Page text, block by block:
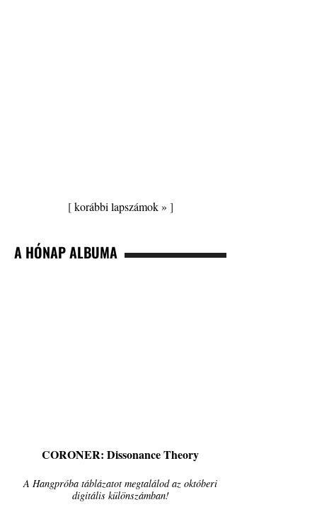
[korábbi lapszámok » ]
A HÓNAP ALBUMA
CORONER: Dissonance Theory
A Hangpróba táblázatot megtalálod az októberi
digitális különszámban!